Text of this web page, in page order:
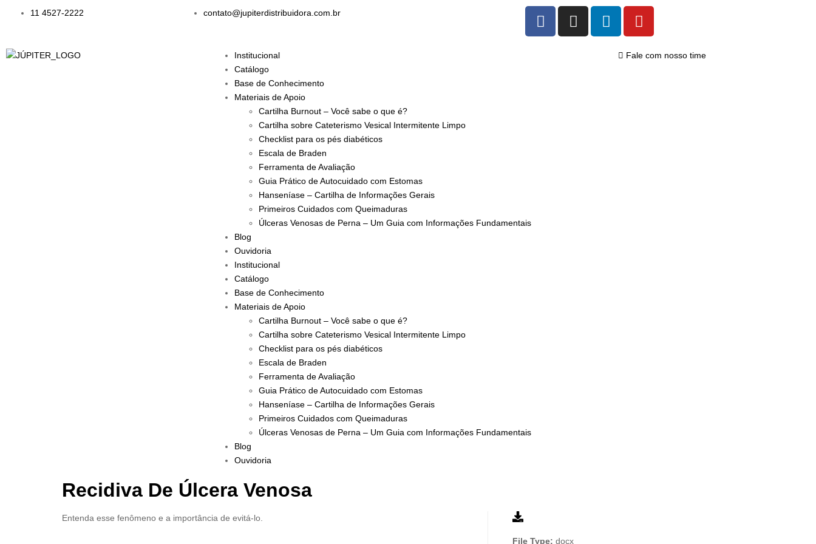
11 4527-2222 contato@jupiterdistribuidora.com.br
Institucional
Catálogo
Base de Conhecimento
Materiais de Apoio
Cartilha Burnout – Você sabe o que é?
Cartilha sobre Cateterismo Vesical Intermitente Limpo
Checklist para os pés diabéticos
Escala de Braden
Ferramenta de Avaliação
Guia Prático de Autocuidado com Estomas
Hanseníase – Cartilha de Informações Gerais
Primeiros Cuidados com Queimaduras
Úlceras Venosas de Perna – Um Guia com Informações Fundamentais
Blog
Ouvidoria
Institucional
Catálogo
Base de Conhecimento
Materiais de Apoio
Cartilha Burnout – Você sabe o que é?
Cartilha sobre Cateterismo Vesical Intermitente Limpo
Checklist para os pés diabéticos
Escala de Braden
Ferramenta de Avaliação
Guia Prático de Autocuidado com Estomas
Hanseníase – Cartilha de Informações Gerais
Primeiros Cuidados com Queimaduras
Úlceras Venosas de Perna – Um Guia com Informações Fundamentais
Blog
Ouvidoria
Fale com nosso time
Recidiva De Úlcera Venosa
Entenda esse fenômeno e a importância de evitá-lo.
File Type: docx